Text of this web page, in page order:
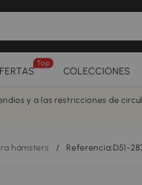
Top
COLECCIONES
y a las restricciones de
hámsters / Referencia:D51-